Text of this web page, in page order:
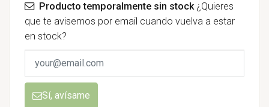
Producto temporalmente sin stock¿Quieres
que te avisemos por email cuando vuelva a estar
en stock?
Sí, avísame